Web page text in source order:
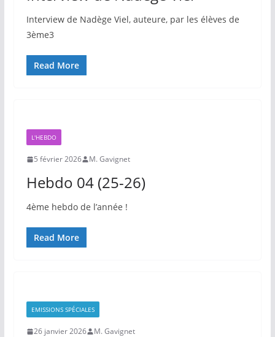
Interview de Nadège Viel, auteure, par les élèves de
3ème3
Read More
L'HEBDO
5 février 2026 M. Gavignet
Hebdo 04 (25-26)
4ème hebdo de l’année !
Read More
EMISSIONS SPÉCIALES
26 janvier 2026 M. Gavignet